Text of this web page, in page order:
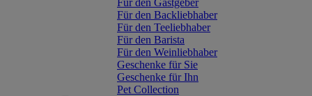
Für den Gastgeber
Für den Backliebhaber
Für den Teeliebhaber
Für den Barista
Für den Weinliebhaber
Geschenke für Sie
Geschenke für Ihn
Pet Collection